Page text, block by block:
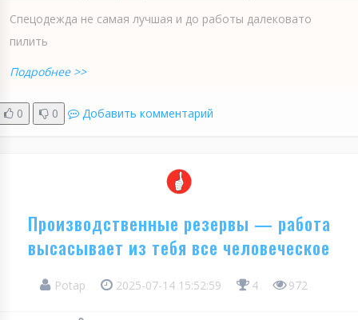
Спецодежда не самая лучшая и до работы далековато
пилить
Подробнее >>
0 0 Добавить комментарий
Производственные резервы — работа
высасывает из тебя все человеческое
Potap 2025-07-14 15:52:59 4 972